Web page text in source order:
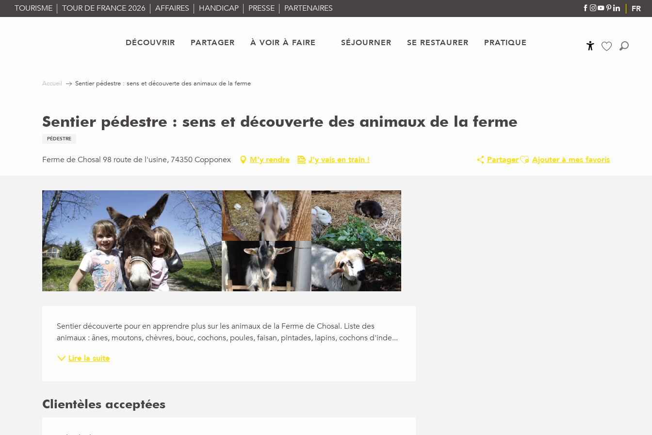
Aller
au
FR
TOURISME TOUR DE FRANCE 2026 AFFAIRES HANDICAP PRESSE PARTENAIRES
DÉCOUVRIR PARTAGER À VOIR À FAIRE SÉJOURNER SE RESTAURER PRATIQUE
Accueil Sentier pédestre : sens et découverte des animaux de la ferme
Sentier pédestre : sens et découverte des animaux de la ferme
PÉDESTRE
Ferme de Chosal 98 route de l'usine, 74350 Copponex M'y rendre J'y vais en train ! PartagerAjouter aux favoris
Ajouter à mes favoris
Description
Sentier découverte pour en apprendre plus sur les animaux de la Ferme de Chosal. Liste des
animaux : ânes, moutons, chèvres, bouc, cochons, poules, faisan, pintades, lapins, cochons d'inde...
Lire la suite
Clientèles acceptées